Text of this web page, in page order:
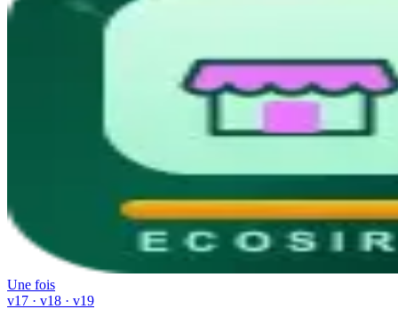
Une fois
v17 · v18 · v19